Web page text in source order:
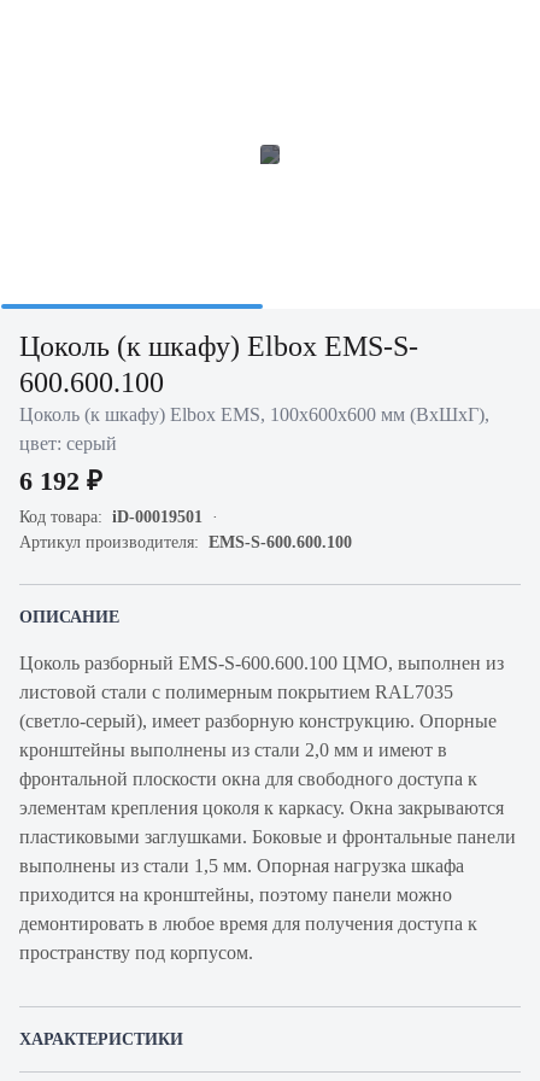
Цоколь (к шкафу) Elbox EMS-S-
600.600.100
Цоколь (к шкафу) Elbox EMS, 100х600х600 мм (ВхШхГ),
цвет: серый
6 192 ₽
Код товара: iD-00019501
Артикул производителя: EMS-S-600.600.100
ОПИСАНИЕ
Цоколь разборный EMS-S-600.600.100 ЦМО, выполнен из
листовой стали с полимерным покрытием RAL7035
(светло-серый), имеет разборную конструкцию. Опорные
кронштейны выполнены из стали 2,0 мм и имеют в
фронтальной плоскости окна для свободного доступа к
элементам крепления цоколя к каркасу. Окна закрываются
пластиковыми заглушками. Боковые и фронтальные панели
выполнены из стали 1,5 мм. Опорная нагрузка шкафа
приходится на кронштейны, поэтому панели можно
демонтировать в любое время для получения доступа к
пространству под корпусом.
ХАРАКТЕРИСТИКИ